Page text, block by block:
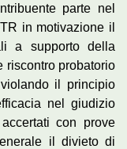
parte nel
in motivazione il
a supporto della
riscontro probatorio
il principio
nel giudizio
con prove
il divieto di